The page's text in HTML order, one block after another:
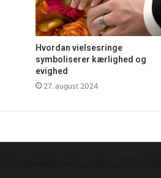
Hvordan vielsesringe
symboliserer kærlighed og
evighed
27. august 2024